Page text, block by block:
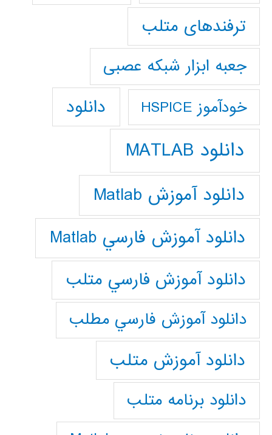
ترفندهای متلب
جعبه ابزار شبکه عصبی
خودآموز HSPICE دانلود
دانلود MATLAB
دانلود آموزش Matlab
دانلود آموزش فارسي Matlab
دانلود آموزش فارسي متلب
دانلود آموزش فارسي مطلب
دانلود آموزش متلب
دانلود برنامه متلب